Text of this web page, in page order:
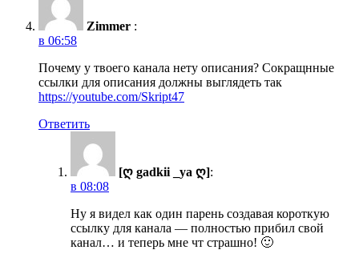
Zimmer :
в 06:58
Почему у твоего канала нету описания? Сокращнные
ссылки для описания должны выглядеть так
https://youtube.com/Skript47
Ответить
[ღ gadkii _ya ღ]:
в 08:08
Ну я видел как один парень создавая короткую
ссылку для канала — полностью прибил свой
канал… и теперь мне чт страшно! 🙂